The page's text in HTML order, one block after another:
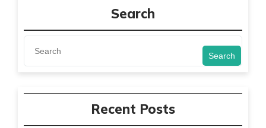
Search
Search
Recent Posts